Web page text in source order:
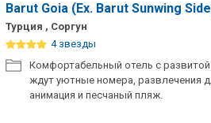
Barut Goia (Ex. Barut Sunwing
Турция , Соргун
4 звезды
Комфортабельный отель с
ждут уютные номера, развлечения
анимация и песчаный пляж.
Недорогие отели 3*
звезды
Сетевые отели Турции
Сетевые отели Египта